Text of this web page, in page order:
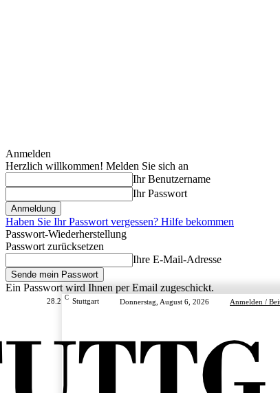
Anmelden
Herzlich willkommen! Melden Sie sich an
Ihr Benutzername
Ihr Passwort
Haben Sie Ihr Passwort vergessen? Hilfe bekommen
Passwort-Wiederherstellung
Passwort zurücksetzen
Ihre E-Mail-Adresse
Ein Passwort wird Ihnen per Email zugeschickt.
28.2 C Stuttgart Donnerstag, August 6, 2026 Anmelden /